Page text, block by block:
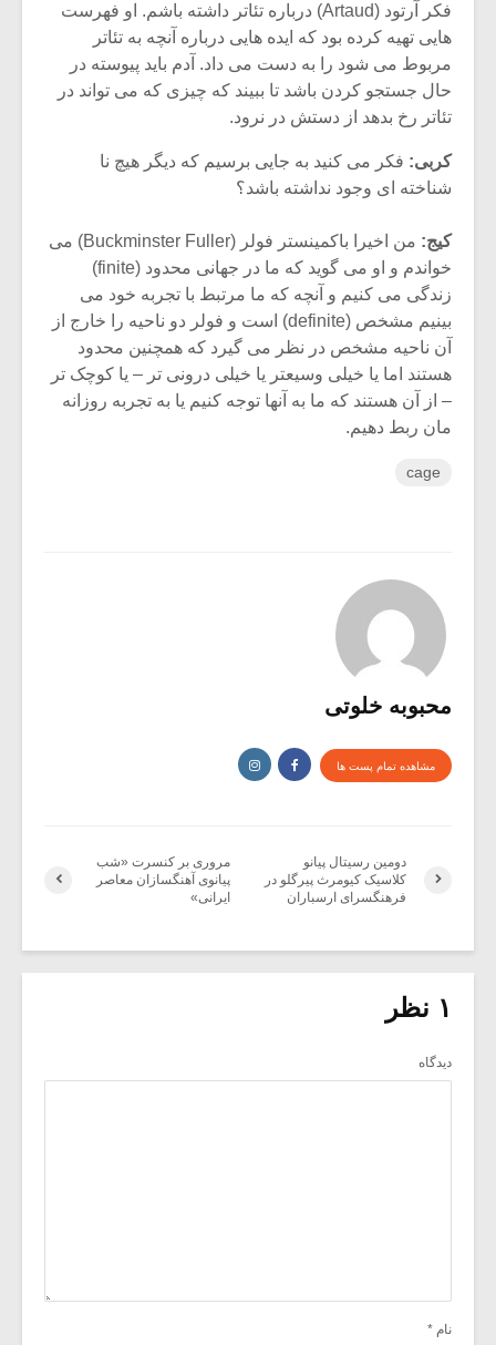
فکر آرتود (Artaud) درباره تئاتر داشته باشم. او فهرست
هایی تهیه کرده بود که ایده هایی درباره آنچه به تئاتر
مربوط می شود را به دست می داد. آدم باید پیوسته در
حال جستجو کردن باشد تا ببیند که چیزی که می تواند در
تئاتر رخ بدهد از دستش در نرود.
کربی: فکر می کنید به جایی برسیم که دیگر هیچ نا
شناخته ای وجود نداشته باشد؟
کیج:
من اخیرا باکمینستر فولر (Buckminster Fuller) می
خواندم و او می گوید که ما در جهانی محدود (finite)
زندگی می کنیم و آنچه که ما مرتبط با تجربه خود می
بینیم مشخص (definite) است و فولر دو ناحیه را خارج از
آن ناحیه مشخص در نظر می گیرد که همچنین محدود
هستند اما یا خیلی وسیعتر یا خیلی درونی تر – یا کوچک تر
– از آن هستند که ما به آنها توجه کنیم یا به تجربه روزانه
مان ربط دهیم.
cage
محبوبه خلوتی
مشاهده تمام پست ها
مروری بر کنسرت «شب
پیانوی آهنگسازان معاصر
ایرانی»
دومین رسیتال پیانو
کلاسیک کیومرث پیرگلو در
فرهنگسرای ارسباران
۱ نظر
دیدگاه
نام *